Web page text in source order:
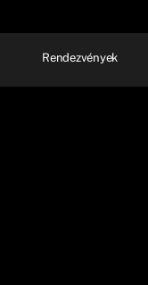
Rendezvények